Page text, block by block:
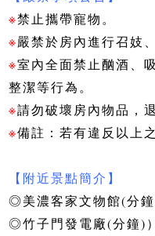
※禁止攜帶寵物。
※嚴禁於房內進行召妓
※室內全面禁止酗酒、
整潔等行為。
※請勿破壞房內物品，
※備註：若有違反以上
【附近景點簡介】
◎美濃客家文物館(分
◎竹子門發電廠(分鐘)